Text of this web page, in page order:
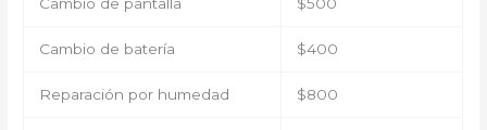
Cambio de batería $400
Reparación por humedad $800